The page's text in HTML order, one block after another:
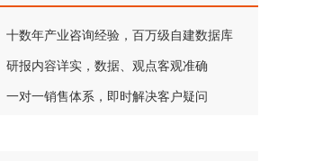
十数年产业咨询经验，百万级自建数据库
研报内容详实，数据、观点客观准确
一对一销售体系，即时解决客户疑问